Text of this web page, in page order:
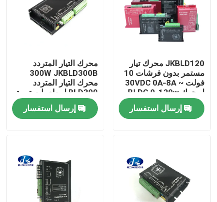
معلومات عنا
JKBLD120 محرك تيار
مستمر بدون فرشات 10
فولت ~ 30VDC 0A-8A
لمحرك BLDC 0-120w
إرسال استفسار
محرك التيار المتردد
300W JKBLD300B
محرك التيار المتردد
BLD300 لمطعمات تربية
الجمبري في أمريكا
الجنوبيةإرسال استفسار